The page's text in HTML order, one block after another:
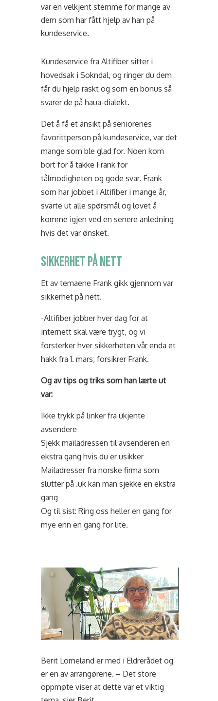
var en velkjent stemme for mange av
dem som har fått hjelp av han på
kundeservice.
Kundeservice fra Altifiber sitter i
hovedsak i Sokndal, og ringer du dem
får du hjelp raskt og som en bonus så
svarer de på haua-dialekt.
Det å få et ansikt på seniorenes
favorittperson på kundeservice, var det
mange som ble glad for. Noen kom
bort for å takke Frank for
tålmodigheten og gode svar. Frank
som har jobbet i Altifiber i mange år,
svarte ut alle spørsmål og lovet å
komme igjen ved en senere anledning
hvis det var ønsket.
SIKKERHET PÅ NETT
Et av temaene Frank gikk gjennom var
sikkerhet på nett.
-Altifiber jobber hver dag for at
internett skal være trygt, og vi
forsterker hver sikkerheten vår enda et
hakk fra 1. mars, forsikrer Frank.
Og av tips og triks som han lærte ut
var:
Ikke trykk på linker fra ukjente
avsendere
Sjekk mailadressen til avsenderen en
ekstra gang hvis du er usikker
Mailadresser fra norske firma som
slutter på .uk kan man sjekke en ekstra
gang
Og til sist: Ring oss heller en gang for
mye enn en gang for lite.
Berit Lomeland er med i Eldrerådet og
er en av arrangørene. – Det store
oppmøte viser at dette var et viktig